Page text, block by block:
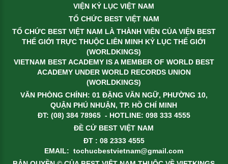
VIỆN KỶ LỤC VIỆT NAM
TỔ CHỨC BEST VIỆT NAM
TỔ CHỨC BEST VIỆT NAM LÀ THÀNH VIÊN CỦA VIỆN BEST
THẾ GIỚI TRỰC THUỘC LIÊN MINH KỶ LỤC THẾ GIỚI
(WORLDKINGS)
VIETNAM BEST ACADEMY IS A MEMBER OF WORLD BEST
ACADEMY UNDER WORLD RECORDS UNION
(WORLDKINGS)
VĂN PHÒNG CHÍNH: 01 ĐẶNG VĂN NGỮ, PHƯỜNG 10,
QUẬN PHÚ NHUẬN, TP. HỒ CHÍ MINH
ĐT: (08) 384 78965 - HOTLINE: 098 333 4555
ĐỀ CỬ BEST VIỆT NAM
ĐT : 08 2333 4555
EMAIL: tochucbestvietnam@gmail.com